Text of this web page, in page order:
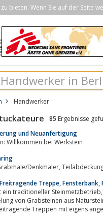
bieten. Wenn Sie auf der Seite
Handwerker
85 Ergebnisse
und Neuanfertigung
Willkommen bei Werkstein
Grabeinfassungen,
Treppe, Fensterbank,
welcher sich auf die Herstellung von Treppen und Fensterbänken,
Natursteinen, wie Marmor, Granit und Kunststein, sowie Quartz
Treppen mit eigens